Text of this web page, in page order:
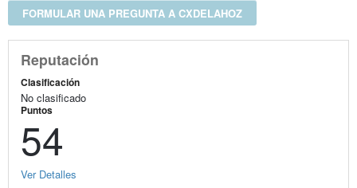
FORMULAR UNA PREGUNTA A CXDELAHOZ
Reputación
Clasificación
No clasificado
Puntos
54
Ver Detalles